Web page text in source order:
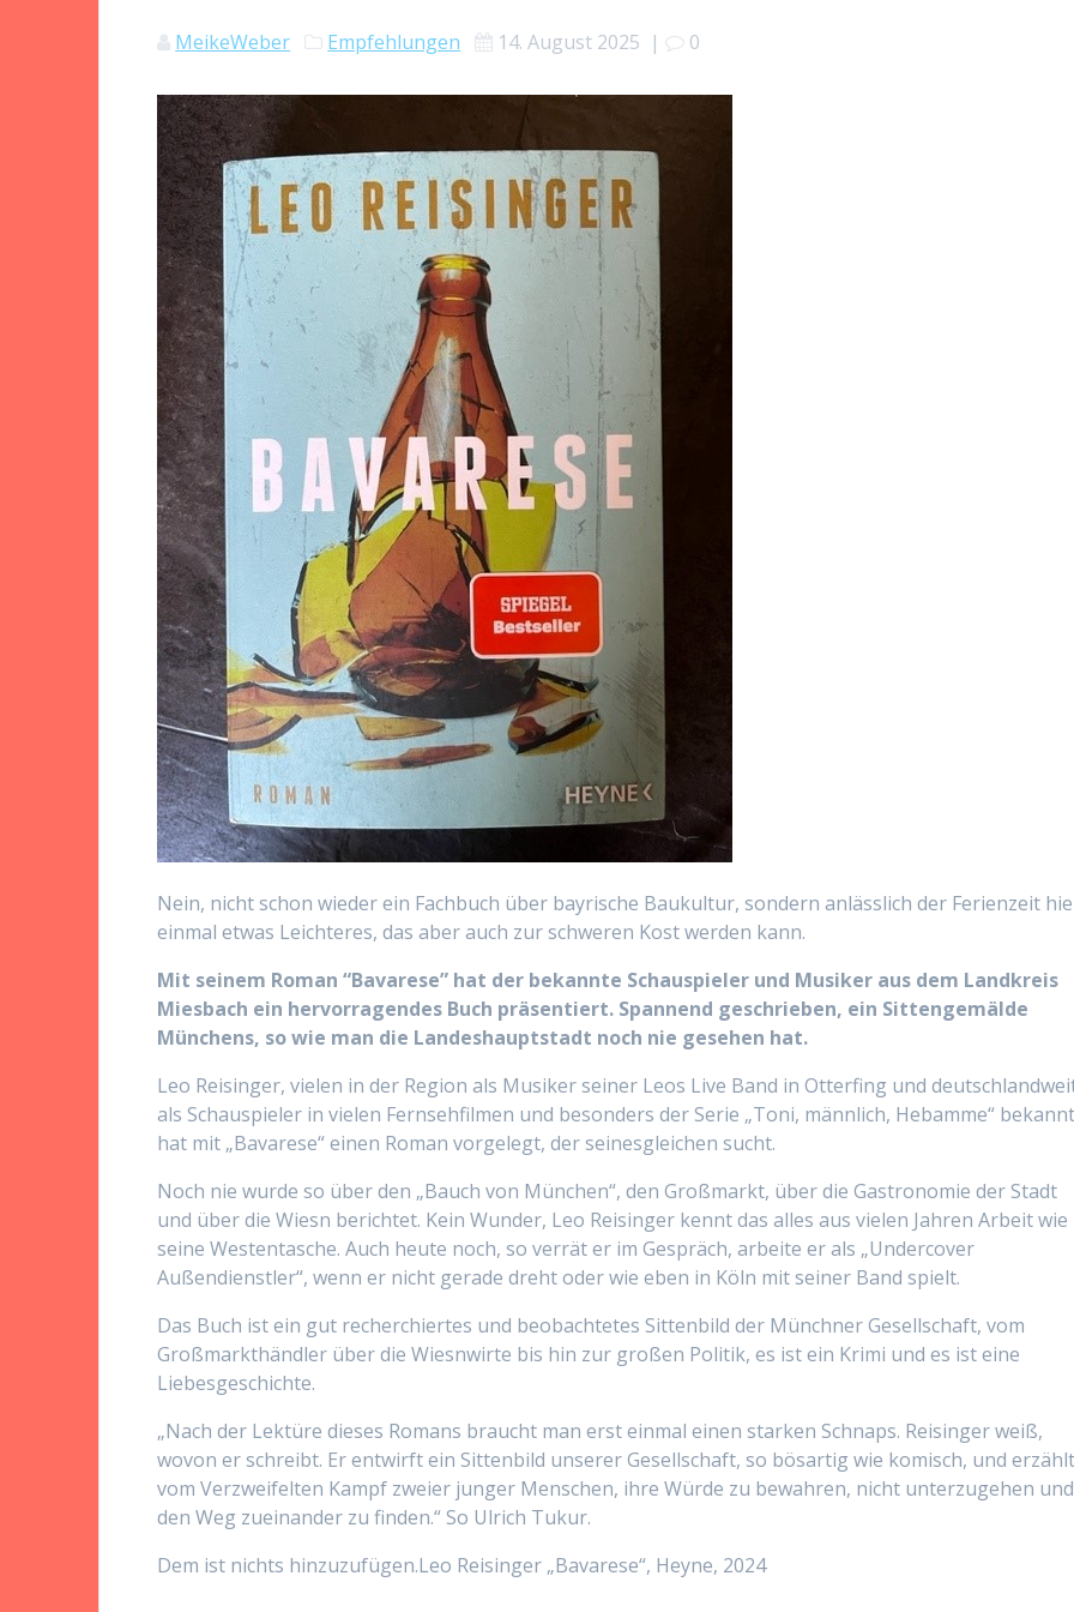
MeikeWeber Empfehlungen 14. August 2025 | 0
Nein, nicht schon wieder ein Fachbuch über bayrische Baukultur, sondern anlässlich der Ferienzeit
einmal etwas Leichteres, das aber auch zur schweren Kost werden kann.
Mit seinem Roman “Bavarese” hat der bekannte Schauspieler und Musiker aus dem Landkreis
Miesbach ein hervorragendes Buch präsentiert. Spannend geschrieben, ein Sittengemälde
Münchens, so wie man die Landeshauptstadt noch nie gesehen hat.
Leo Reisinger, vielen in der Region als Musiker seiner Leos Live Band in Otterfing und
als Schauspieler in vielen Fernsehfilmen und besonders der Serie „Toni, männlich, Hebamme“
hat mit „Bavarese“ einen Roman vorgelegt, der seinesgleichen sucht.
Noch nie wurde so über den „Bauch von München“, den Großmarkt, über die Gastronomie der Stadt
und über die Wiesn berichtet. Kein Wunder, Leo Reisinger kennt das alles aus vielen Jahren Arbeit wie
seine Westentasche. Auch heute noch, so verrät er im Gespräch, arbeite er als „Undercover
Außendienstler“, wenn er nicht gerade dreht oder wie eben in Köln mit seiner Band spielt.
Das Buch ist ein gut recherchiertes und beobachtetes Sittenbild der Münchner Gesellschaft, vom
Großmarkthändler über die Wiesnwirte bis hin zur großen Politik, es ist ein Krimi und es ist eine
Liebesgeschichte.
„Nach der Lektüre dieses Romans braucht man erst einmal einen starken Schnaps. Reisinger weiß,
wovon er schreibt. Er entwirft ein Sittenbild unserer Gesellschaft, so bösartig wie komisch, und
vom Verzweifelten Kampf zweier junger Menschen, ihre Würde zu bewahren, nicht unterzugehen und
den Weg zueinander zu finden.“ So Ulrich Tukur.
Dem ist nichts hinzuzufügen.Leo Reisinger „Bavarese“, Heyne, 2024